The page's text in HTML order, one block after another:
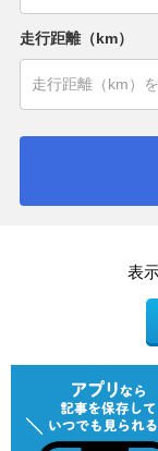
走行距離（km）
表